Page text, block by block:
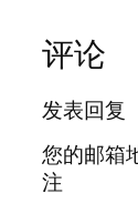
评论
发表回复
您的邮箱
注